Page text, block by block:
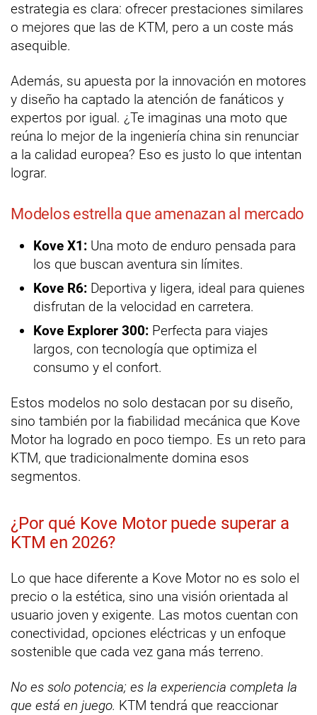
estrategia es clara: ofrecer prestaciones similares
o mejores que las de KTM, pero a un coste más
asequible.
Además, su apuesta por la innovación en motores
y diseño ha captado la atención de fanáticos y
expertos por igual. ¿Te imaginas una moto que
reúna lo mejor de la ingeniería china sin renunciar
a la calidad europea? Eso es justo lo que intentan
lograr.
Modelos estrella que amenazan al mercado
Kove X1: Una moto de enduro pensada para
los que buscan aventura sin límites.
Kove R6: Deportiva y ligera, ideal para quienes
disfrutan de la velocidad en carretera.
Kove Explorer 300: Perfecta para viajes
largos, con tecnología que optimiza el
consumo y el confort.
Estos modelos no solo destacan por su diseño,
sino también por la fiabilidad mecánica que Kove
Motor ha logrado en poco tiempo. Es un reto para
KTM, que tradicionalmente domina esos
segmentos.
¿Por qué Kove Motor puede superar a
KTM en 2026?
Lo que hace diferente a Kove Motor no es solo el
precio o la estética, sino una visión orientada al
usuario joven y exigente. Las motos cuentan con
conectividad, opciones eléctricas y un enfoque
sostenible que cada vez gana más terreno.
No es solo potencia; es la experiencia completa la
que está en juego. KTM tendrá que reaccionar